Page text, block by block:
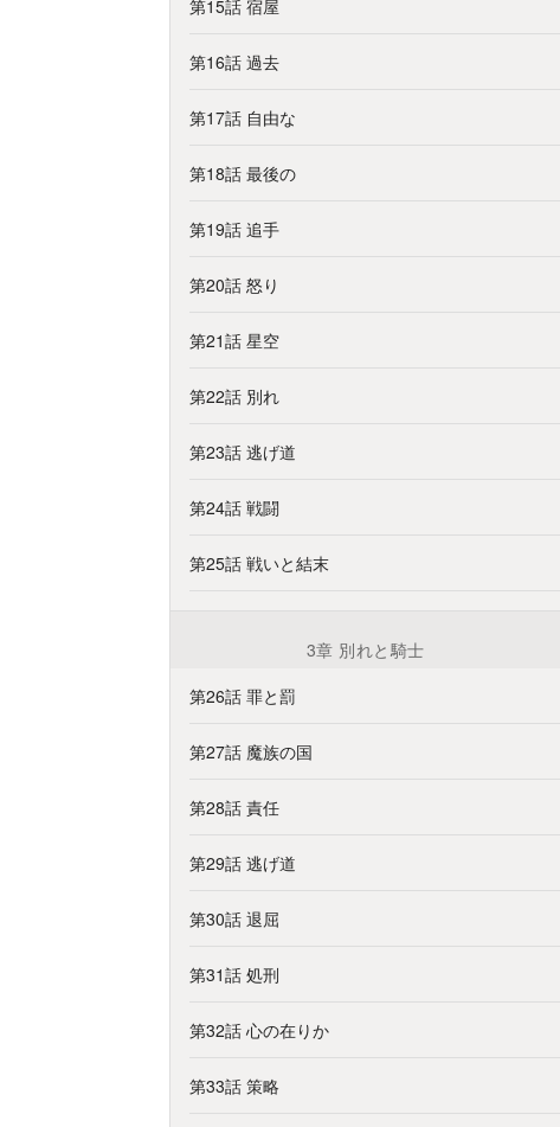
第15話 宿屋
第16話 過去
第17話 自由な
第18話 最後の
第19話 追手
第20話 怒り
第21話 星空
第22話 別れ
第23話 逃げ道
第24話 戦闘
第25話 戦いと結末
3章 別れと騎士
第26話 罪と罰
第27話 魔族の国
第28話 責任
第29話 逃げ道
第30話 退屈
第31話 処刑
第32話 心の在りか
第33話 策略